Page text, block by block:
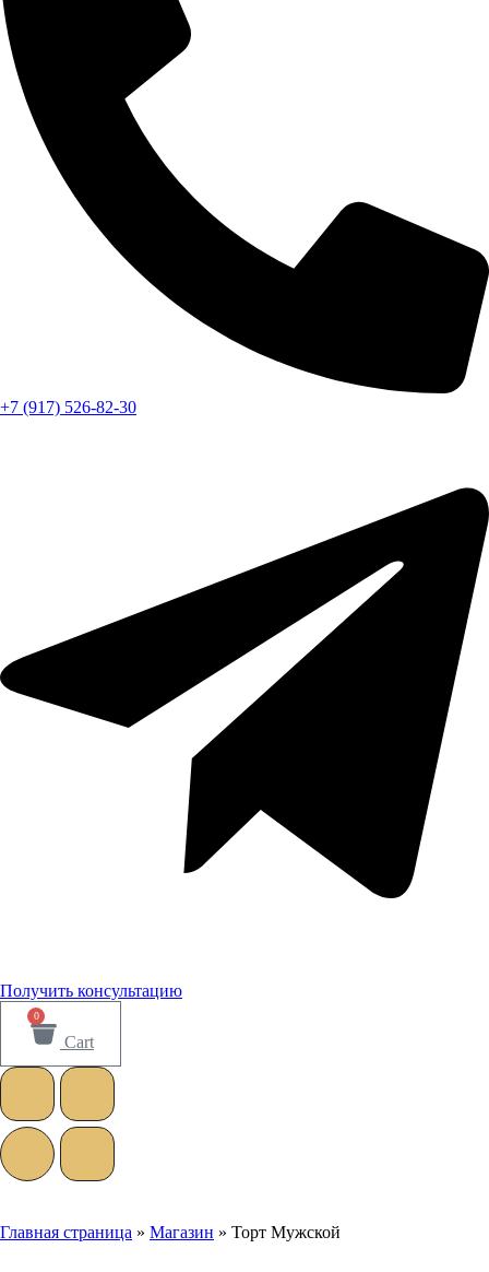
+7 (917) 526-82-30
Получить консультацию
0
Cart
Главная страница » Магазин » Торт Мужской